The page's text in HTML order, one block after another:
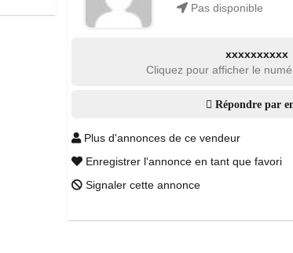
Pas disponible
xxxxxxxxxx
Cliquez pour afficher le
Répondre par
Plus d'annonces de ce vendeur
Enregistrer l'annonce en tant que favori
Signaler cette annonce